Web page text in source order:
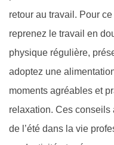
retour au travail. Pour
reprenez le travail en
physique régulière,
adoptez une
moments agréables et
relaxation. Ces
de l’été dans la vie